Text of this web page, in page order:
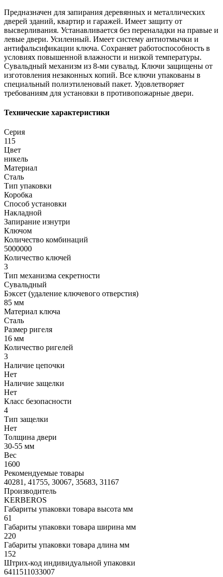
Предназначен для запирания деревянных и металлических
дверей зданий, квартир и гаражей. Имеет защиту от
высверливания. Устанавливается без переналадки на правые и
левые двери. Усиленный. Имеет систему антиотмычки и
антифальсификации ключа. Сохраняет работоспособность в
условиях повышенной влажности и низкой температуры.
Сувальдный механизм из 8-ми сувальд. Ключи защищены от
изготовления незаконных копий. Все ключи упакованы в
специальный полиэтиленовый пакет. Удовлетворяет
требованиям для установки в противопожарные двери.
Технические характеристики
Серия
115
Цвет
никель
Материал
Сталь
Тип упаковки
Коробка
Способ установки
Накладной
Запирание изнутри
Ключом
Количество комбинаций
5000000
Количество ключей
3
Тип механизма секретности
Сувальдный
Бэксет (удаление ключевого отверстия)
85 мм
Материал ключа
Сталь
Размер ригеля
16 мм
Количество ригелей
3
Наличие цепочки
Нет
Наличие защелки
Нет
Класс безопасности
4
Тип защелки
Нет
Толщина двери
30-55 мм
Вес
1600
Рекомендуемые товары
40281, 41755, 30067, 35683, 31167
Производитель
KERBEROS
Габариты упаковки товара высота мм
61
Габариты упаковки товара ширина мм
220
Габариты упаковки товара длина мм
152
Штрих-код индивидуальной упаковки
6411511033007